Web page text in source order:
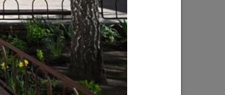
Ильсур Метшин о строительстве
Центра спорта «Физра»: «Сюда
хочется прийти после работы и
заняться спортом»
29/07/2026